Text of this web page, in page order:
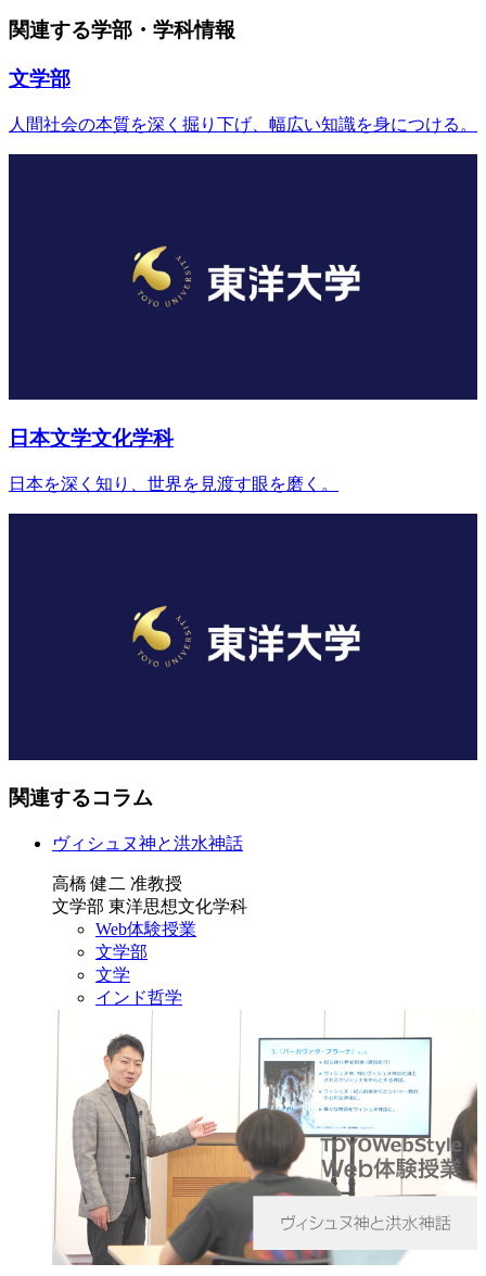
関連する学部・学科情報
文学部
人間社会の本質を深く掘り下げ、幅広い知識を身につける。
日本文学文化学科
日本を深く知り、世界を見渡す眼を磨く。
関連するコラム
ヴィシュヌ神と洪水神話
高橋 健二 准教授
文学部 東洋思想文化学科
Web体験授業
文学部
文学
インド哲学